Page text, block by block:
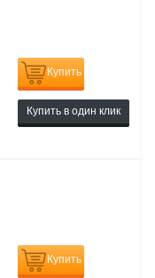
Купить
Купить в один клик
Купить